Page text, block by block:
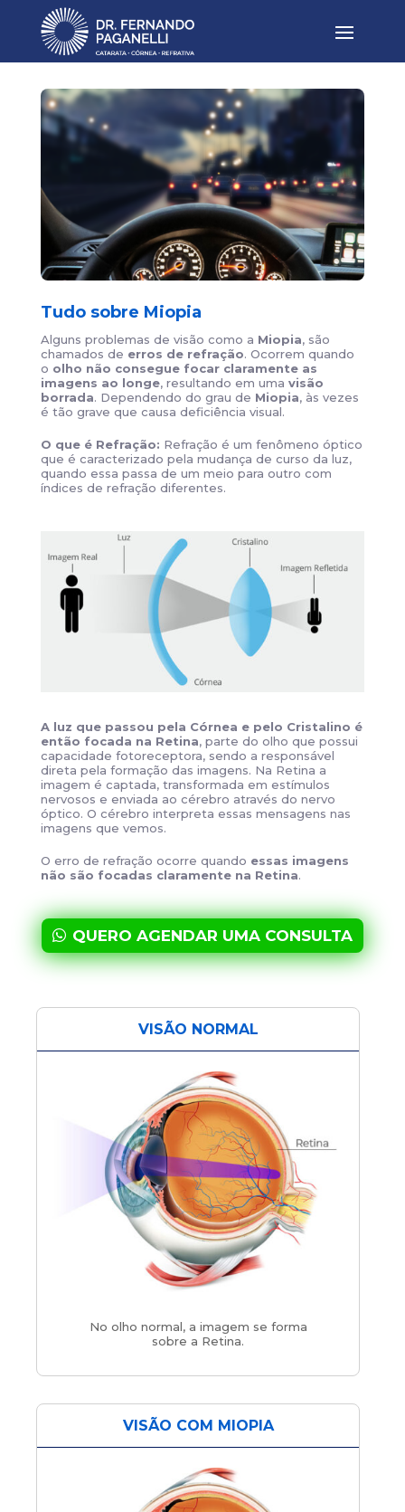
Tudo sobre Miopia
Alguns problemas de visão como a Miopia, são
chamados de erros de refração. Ocorrem quando
o olho não consegue focar claramente as
imagens ao longe, resultando em uma visão
borrada. Dependendo do grau de Miopia, às vezes
é tão grave que causa deficiência visual.
O que é Refração: Refração é um fenômeno óptico
que é caracterizado pela mudança de curso da luz,
quando essa passa de um meio para outro com
índices de refração diferentes.
A luz que passou pela Córnea e pelo Cristalino é
então focada na Retina, parte do olho que possui
capacidade fotoreceptora, sendo a responsável
direta pela formação das imagens. Na Retina a
imagem é captada, transformada em estímulos
nervosos e enviada ao cérebro através do nervo
óptico. O cérebro interpreta essas mensagens nas
imagens que vemos.
O erro de refração ocorre quando essas imagens
não são focadas claramente na Retina.
QUERO AGENDAR UMA CONSULTA
VISÃO NORMAL
No olho normal, a imagem se forma
sobre a Retina.
VISÃO COM MIOPIA